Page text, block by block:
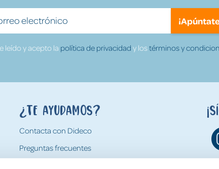
leído y acepto la política de privacidad y lostérminos y
¿Te ayudamos?
Contacta con Dideco
Preguntas frecuentes